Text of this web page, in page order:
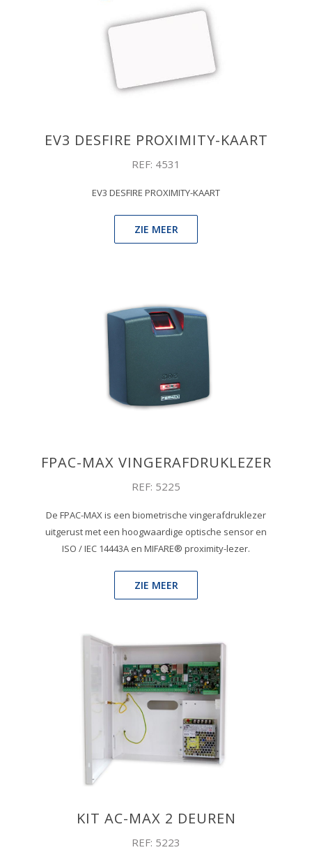
EV3 DESFIRE PROXIMITY-KAART
REF: 4531
EV3 DESFIRE PROXIMITY-KAART
ZIE MEER
FPAC-MAX VINGERAFDRUKLEZER
REF: 5225
De FPAC-MAX is een biometrische vingerafdruklezer
uitgerust met een hoogwaardige optische sensor en
ISO / IEC 14443A en MIFARE® proximity-lezer.
ZIE MEER
KIT AC-MAX 2 DEUREN
REF: 5223